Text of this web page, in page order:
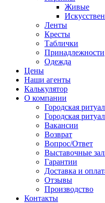
Живые
Ленты
Кресты
Таблички
Принадлежности
Одежда
Цены
Наши агенты
Калькулятор
О компании
Городская
Городская
Вакансии
Возврат
Вопрос/Ответ
Выставочные
Гарантии
Доставка и
Отзывы
Производство
Контакты